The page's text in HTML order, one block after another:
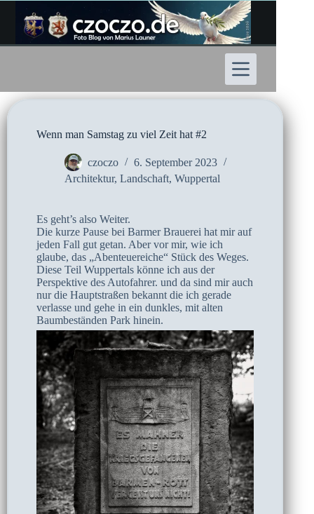
Inhalt
springen
Wenn man Samstag zu viel Zeit hat #2
czoczo
6. September 2023
Architektur, Landschaft, Wuppertal
Es geht’s also Weiter.
Die kurze Pause bei Barmer Brauerei hat mir auf
jeden Fall gut getan. Aber vor mir, wie ich
glaube, das „Abenteuereiche“ Stück des Weges.
Diese Teil Wuppertals könne ich aus der
Perspektive des Autofahrer. und da sind mir auch
nur die Hauptstraßen bekannt die ich gerade
verlasse und gehe in ein dunkles, mit alten
Baumbeständen Park hinein.